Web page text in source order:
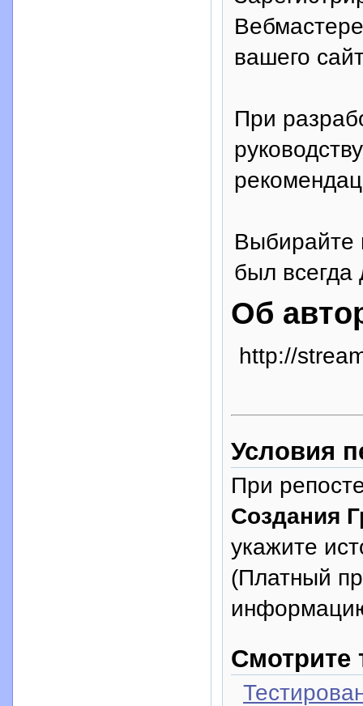
вашего
При
Выбирайте
был всегда
Об
http://
Условия
При
Создания
укажите
(Платный
Смотрите